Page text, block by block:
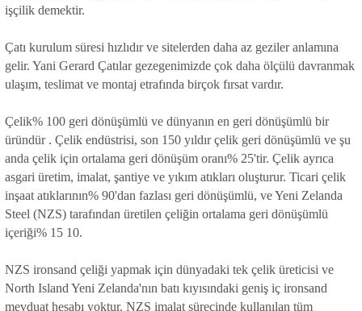
işçilik demektir.
Çatı kurulum süresi hızlıdır ve sitelerden daha az geziler anlamına
gelir. Yani Gerard Çatılar gezegenimizde çok daha ölçülü davranmak
ulaşım, teslimat ve montaj etrafında birçok fırsat vardır.
Çelik% 100 geri dönüşümlü ve dünyanın en geri dönüşümlü bir
üründür . Çelik endüstrisi, son 150 yıldır çelik geri dönüşümlü ve şu
anda çelik için ortalama geri dönüşüm oranı% 25'tir. Çelik ayrıca
asgari üretim, imalat, şantiye ve yıkım atıkları oluşturur. Ticari çelik
inşaat atıklarının% 90'dan fazlası geri dönüşümlü, ve Yeni Zelanda
Steel (NZS) tarafından üretilen çeliğin ortalama geri dönüşümlü
içeriği% 15 10.
NZS ironsand çeliği yapmak için dünyadaki tek çelik üreticisi ve
North Island Yeni Zelanda'nın batı kıyısındaki geniş iç ironsand
mevduat hesabı yoktur. NZS imalat sürecinde kullanılan tüm